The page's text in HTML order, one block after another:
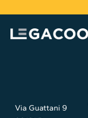
Via Guattani 9